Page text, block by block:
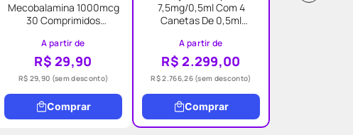
Mecobalamina 1000mcg
30 Comprimidos
A partir de
R$ 29,90
R$ 29,90 (sem desconto)
Comprar
7,5mg/0,5ml Com 4
Canetas De 0,5ml
A partir de
R$ 2.299,00
R$ 2.766,26(sem desconto)
Comprar